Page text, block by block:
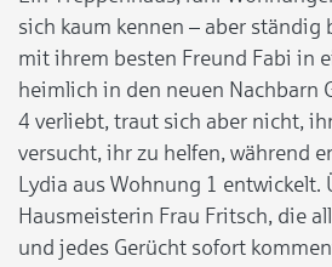
sich kaum kennen – aber ständig
mit ihrem besten Freund Fabi in
heimlich in den neuen Nachbarn
4 verliebt, traut sich aber nicht,
versucht, ihr zu helfen, während
Lydia aus Wohnung 1 entwickelt.
Hausmeisterin Frau Fritsch, die
und jedes Gerücht sofort